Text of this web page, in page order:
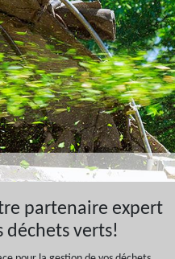
partenaire expert
verts!